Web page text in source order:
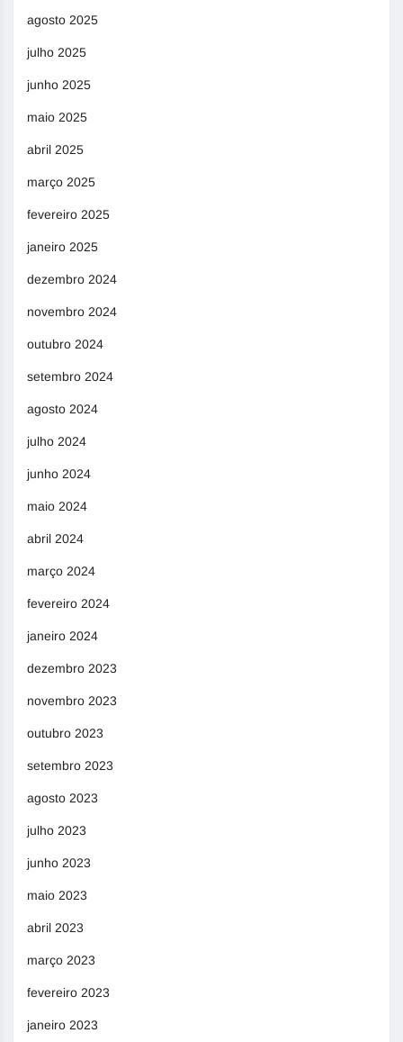
agosto 2025
julho 2025
junho 2025
maio 2025
abril 2025
março 2025
fevereiro 2025
janeiro 2025
dezembro 2024
novembro 2024
outubro 2024
setembro 2024
agosto 2024
julho 2024
junho 2024
maio 2024
abril 2024
março 2024
fevereiro 2024
janeiro 2024
dezembro 2023
novembro 2023
outubro 2023
setembro 2023
agosto 2023
julho 2023
junho 2023
maio 2023
abril 2023
março 2023
fevereiro 2023
janeiro 2023